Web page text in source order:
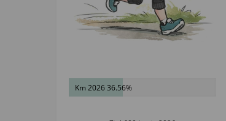
Km 2026 36.56%